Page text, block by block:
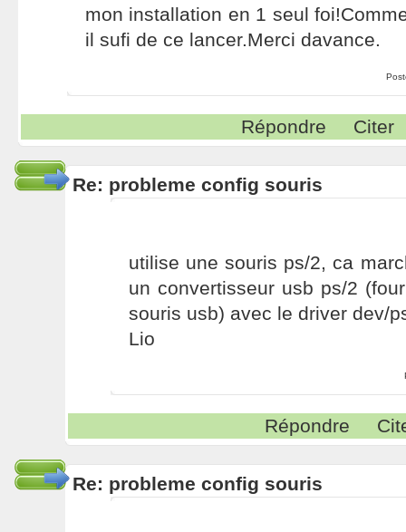
mon installation en 1 seul
il sufi de ce lancer.Merci davance.
Répondre Citer
Re: probleme config souris
utilise une souris ps/2, ca
un convertisseur usb ps/2
souris usb) avec le driver dev/
Lio
Répondre
Re: probleme config souris